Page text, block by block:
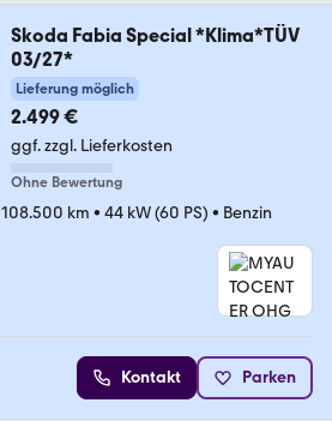
Skoda Fabia Special *Klima*TÜV
03/27*
Lieferung möglich
2.499 €
ggf. zzgl. Lieferkosten
Ohne Bewertung
108.500 km • 44 kW (60 PS) • Benzin
Kontakt Parken